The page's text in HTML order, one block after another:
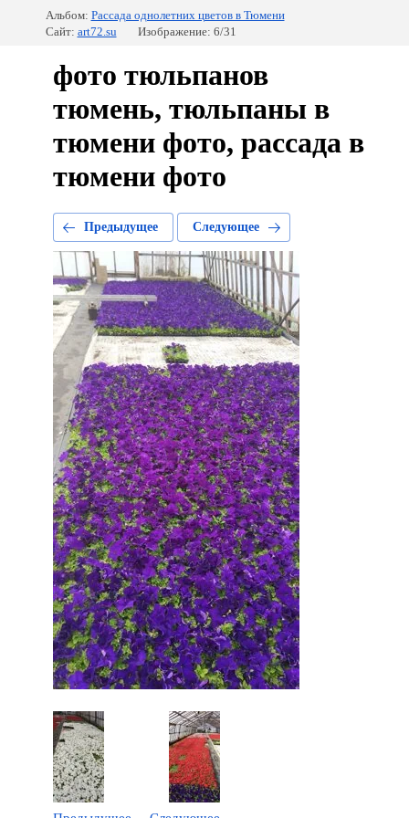
Альбом: Рассада однолетних цветов в Тюмени
Сайт: art72.su Изображение: 6/31
фото тюльпанов
тюмень, тюльпаны в
тюмени фото, рассада в
тюмени фото
Предыдущее Следующее